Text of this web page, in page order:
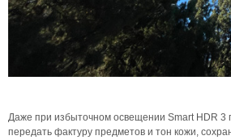
Даже при избыточном освещении Smart HDR 3
передать фактуру предметов и тон кожи,